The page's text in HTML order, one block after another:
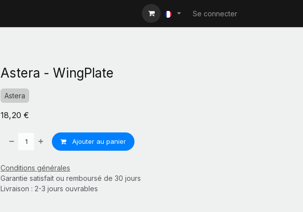
Se connecter
Astera - WingPlate
Astera
18,20 €
Ajouter au panier
Conditions générales
Garantie satisfait ou remboursé de 30 jours
Livraison : 2-3 jours ouvrables